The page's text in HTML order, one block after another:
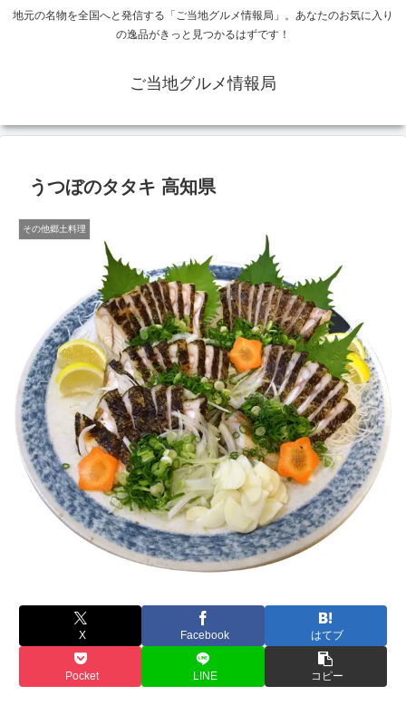
地元の名物を全国へと発信する「ご当地グルメ情報局」。あなたのお気に入り
の逸品がきっと見つかるはずです！
ご当地グルメ情報局
うつぼのタタキ 高知県
その他郷土料理
X Facebook はてブ
Pocket LINE コピー